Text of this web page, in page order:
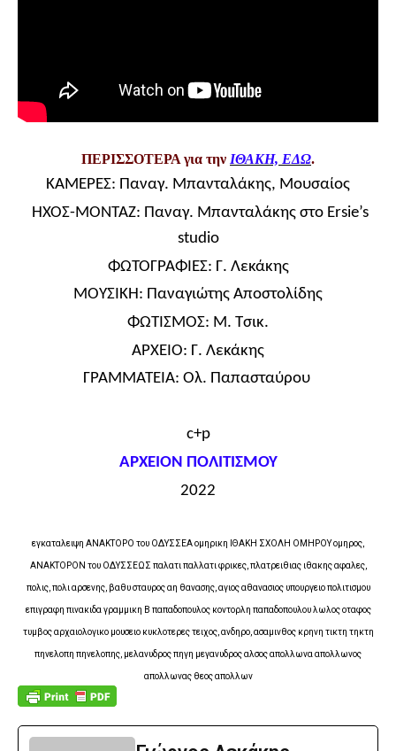
ΠΕΡΙΣΣΟΤΕΡΑ για την ΙΘΑΚΗ, ΕΔΩ.
ΚΑΜΕΡΕΣ: Παναγ. Μπανταλάκης, Μουσαίος
ΗΧΟΣ-ΜΟΝΤΑΖ: Παναγ. Μπανταλάκης στο Ersie’s
studio
ΦΩΤΟΓΡΑΦΙΕΣ: Γ. Λεκάκης
ΜΟΥΣΙΚΗ: Παναγιώτης Αποστολίδης
ΦΩΤΙΣΜΟΣ: Μ. Τσικ.
ΑΡΧΕΙΟ: Γ. Λεκάκης
ΓΡΑΜΜΑΤΕΙΑ: Ολ. Παπασταύρου
c+p
ΑΡΧΕΙΟΝ ΠΟΛΙΤΙΣΜΟΥ
2022
εγκαταλειψη ΑΝΑΚΤΟΡΟ του ΟΔΥΣΣΕΑ ομηρικη ΙΘΑΚΗ ΣΧΟΛΗ ΟΜΗΡΟΥ ομηρος,
ΑΝΑΚΤΟΡΟΝ του ΟΔΥΣΣΕΩΣ παλατι παλλατι φρικες, πλατρειθιας ιθακης αφαλες,
πολις, πολι αρσενης, βαθυ σταυρος αη θανασης, αγιος αθανασιος υπουργειο πολιτισμου
επιγραφη πινακιδα γραμμικη Β παπαδοπουλος κοντορλη παπαδοπουλου λωλος οταφος
τυμβος αρχαιολογικο μουσειο κυκλοτερες τειχος, ανδηρο, ασαμινθος κρηνη τικτη τηκτη
πηνελοπη πηνελοπης, μελανυδρος πηγη μεγανυδρος αλσος απολλωνα απολλωνος
απολλωνας θεος απολλων